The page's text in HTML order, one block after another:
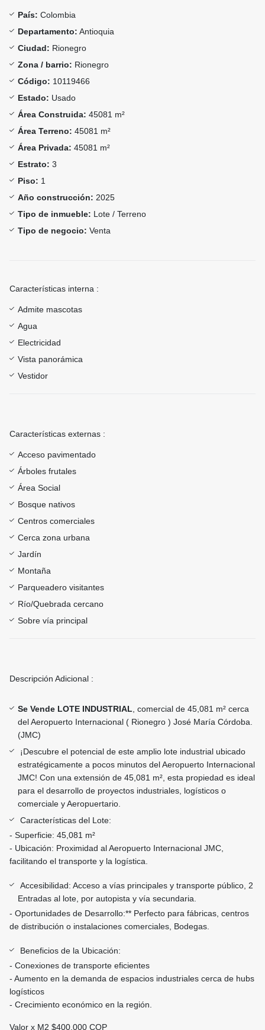
País: Colombia
Departamento: Antioquia
Ciudad: Rionegro
Zona / barrio: Rionegro
Código: 10119466
Estado: Usado
Área Construida: 45081 m²
Área Terreno: 45081 m²
Área Privada: 45081 m²
Estrato: 3
Piso: 1
Año construcción: 2025
Tipo de inmueble: Lote / Terreno
Tipo de negocio: Venta
Características interna :
Admite mascotas
Agua
Electricidad
Vista panorámica
Vestidor
Características externas :
Acceso pavimentado
Árboles frutales
Área Social
Bosque nativos
Centros comerciales
Cerca zona urbana
Jardín
Montaña
Parqueadero visitantes
Río/Quebrada cercano
Sobre vía principal
Descripción Adicional :
Se Vende LOTE INDUSTRIAL , comercial de 45,081 m² cerca
del Aeropuerto Internacional ( Rionegro ) José María Córdoba.
(JMC)
¡Descubre el potencial de este amplio lote industrial ubicado
estratégicamente a pocos minutos del Aeropuerto Internacional
JMC! Con una extensión de 45,081 m², esta propiedad es ideal
para el desarrollo de proyectos industriales, logísticos o
comerciale y Aeropuertario.
Características del Lote:
- Superficie: 45,081 m²
- Ubicación: Proximidad al Aeropuerto Internacional JMC,
facilitando el transporte y la logística.
Accesibilidad: Acceso a vías principales y transporte público, 2
Entradas al lote, por autopista y vía secundaria.
- Oportunidades de Desarrollo:** Perfecto para fábricas, centros
de distribución o instalaciones comerciales, Bodegas.
Beneficios de la Ubicación:
- Conexiones de transporte eficientes
- Aumento en la demanda de espacios industriales cerca de hubs
logísticos
- Crecimiento económico en la región.
Valor x M2 $400.000 COP